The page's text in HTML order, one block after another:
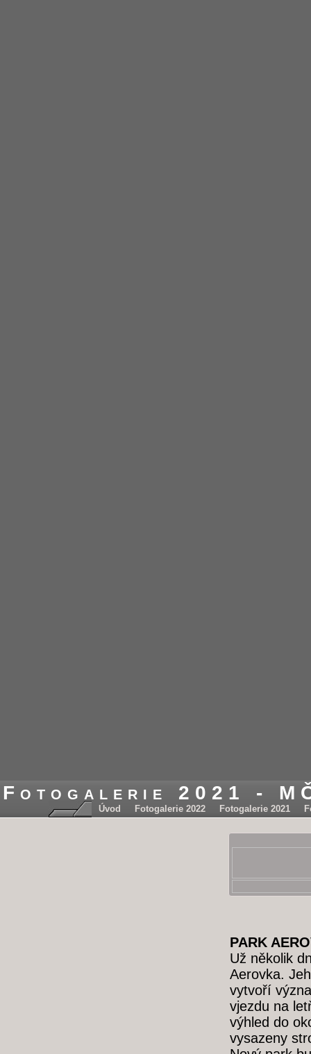
Fotogalerie 2021 -
Úvod Fotogalerie 2022 Fotogalerie 2021
PARK
Už několik
Aerovka.
vytvoří
vjezdu na
výhled do
vysazeny